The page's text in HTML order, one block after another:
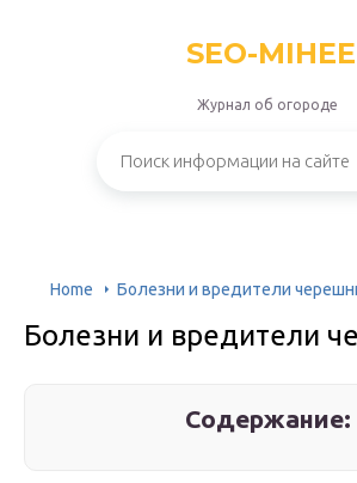
SEO-
Журнал об огороде
Home Болезни и вредители
Болезни и вредители
Содержание: